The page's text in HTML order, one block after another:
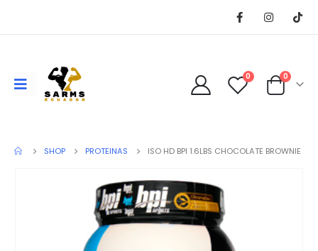
0 0
SHOP PROTEINAS ISO HD BPI 1.6LBS CHOCOLATE BROWNIE